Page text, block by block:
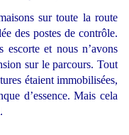
sur toute la route
des postes de contrôle.
escorte et nous n’avons
sur le parcours. Tout
étaient immobilisées,
d’essence. Mais cela